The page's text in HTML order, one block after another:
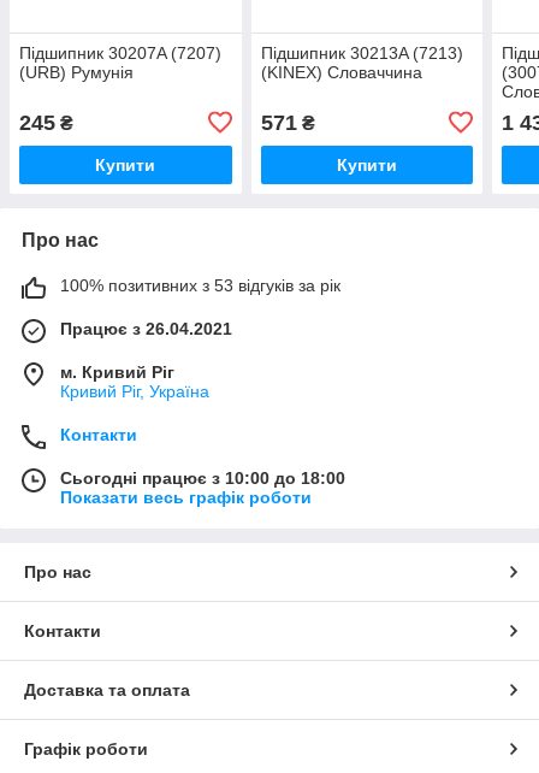
Підшипник 30207A (7207)
(URB) Румунія
245 ₴
Купити
Підшипник 30213A (7213)
(KINEX) Словаччина
571₴
Купити
1
Про нас
100% позитивних з 53 відгуків за рік
Працює з 26.04.2021
м. Кривий Ріг
Кривий Ріг, Україна
Контакти
Сьогодні працює з 10:00 до 18:00
Показати весь графік роботи
Про нас
Контакти
Доставка та оплата
Графік роботи